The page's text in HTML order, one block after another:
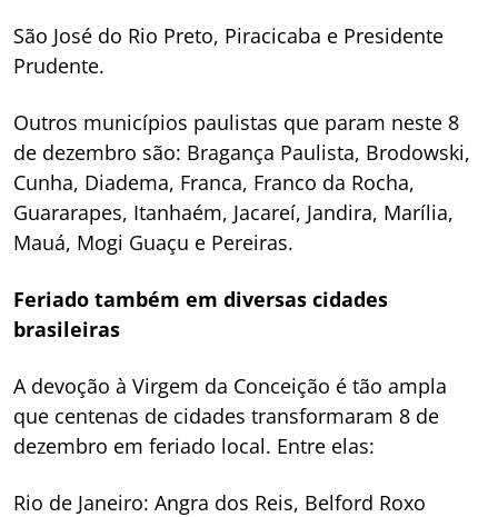
São José do Rio Preto, Piracicaba e Presidente
Prudente.
Outros municípios paulistas que param neste 8
de dezembro são: Bragança Paulista, Brodowski,
Cunha, Diadema, Franca, Franco da Rocha,
Guararapes, Itanhaém, Jacareí, Jandira, Marília,
Mauá, Mogi Guaçu e Pereiras.
Feriado também em diversas cidades
brasileiras
A devoção à Virgem da Conceição é tão ampla
que centenas de cidades transformaram 8 de
dezembro em feriado local. Entre elas:
Rio de Janeiro: Angra dos Reis, Belford Roxo